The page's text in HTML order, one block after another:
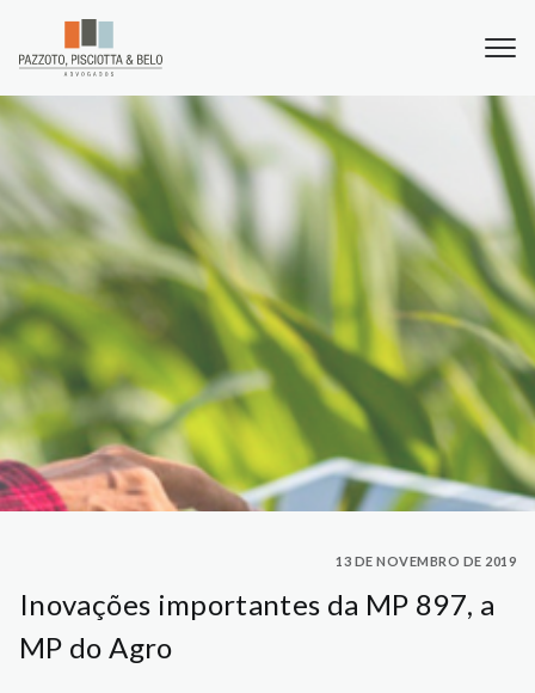
13 DE NOVEMBRO DE 2019
Inovações importantes da MP 897, a
MP do Agro